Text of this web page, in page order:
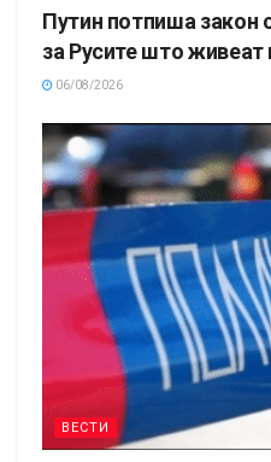
Путин потпиша закон
за Русите што живеат
06/08/2026
ВЕСТИ